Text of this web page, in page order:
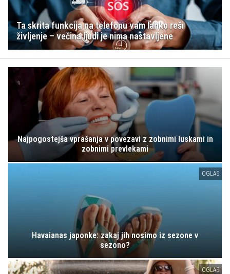
Ta skrita funkcija na telefonu vam lahko reši
življenje – večina ljudi je nima nastavljene
Najpogostejša vprašanja v povezavi z zobnimi luskami in
zobnimi prevlekami
OGLAS
Havaianas japonke: zakaj jih nosimo iz sezone v
sezono?
OGLAS